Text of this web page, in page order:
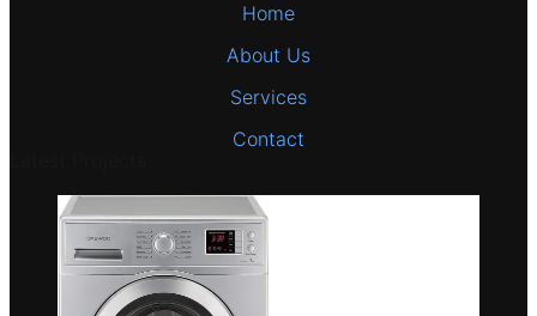
Home
About Us
Services
Contact